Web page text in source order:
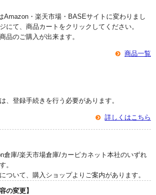
Amazon・楽天市場・BASEサイトに変わりまし
にて、商品カートをクリックしてください。
品のご購入が出来ます。
商品一覧
、登録手続きを行う必要があります。
詳しくはこちら
倉庫/楽天市場倉庫/カーピカネット本社のいずれ
。
ついて、購入ショップよりご案内があります。
の変更】